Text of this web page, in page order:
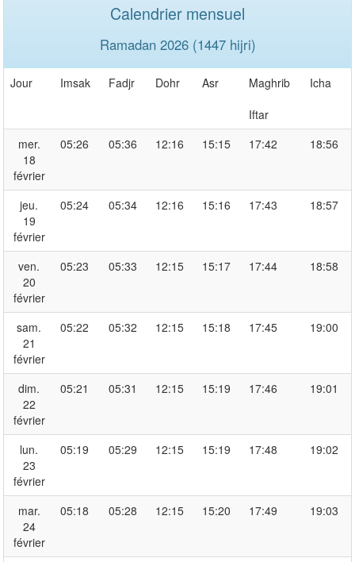
Calendrier mensuel
Ramadan 2026 (1447 hijri)
Jour Imsak Fadjr Dohr Asr
Maghrib
Iftar
Icha
mer.
18
février
05:26 05:36 12:16 15:15 17:42 18:56
jeu.
19
février
05:24 05:34 12:16 15:16 17:43 18:57
ven.
20
février
05:23 05:33 12:15 15:17 17:44 18:58
sam.
21
février
05:22 05:32 12:15 15:18 17:45 19:00
dim.
22
février
05:21 05:31 12:15 15:19 17:46 19:01
lun.
23
février
05:19 05:29 12:15 15:19 17:48 19:02
mar.
24
février
05:18 05:28 12:15 15:20 17:49 19:03